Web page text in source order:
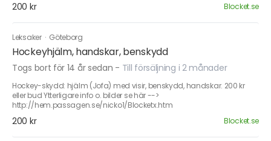
200 kr Blocket.se
Leksaker · Göteborg
Hockeyhjälm, handskar, benskydd
Togs bort för 14 år sedan - Till försäljning i 2 månader
Hockey-skydd: hjälm (Jofa) med visir, benskydd, handskar. 200 kr
eller bud Ytterligare info o. bilder se här -->
http://hem.passagen.se/nicko1/Blocketx.htm
200 kr Blocket.se